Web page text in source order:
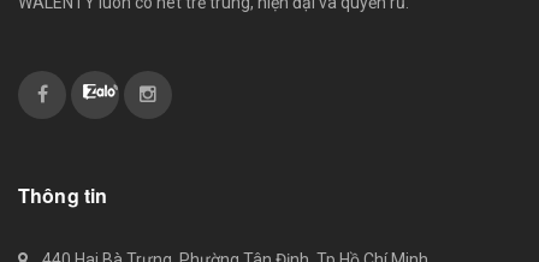
Thông tin